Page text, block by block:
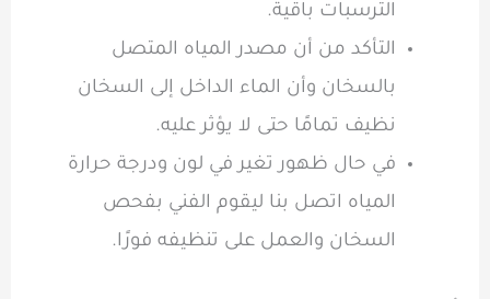
الترسبات باقية.
التأكد من أن مصدر المياه المتصل
بالسخان وأن الماء الداخل إلى السخان
نظيف تمامًا حتى لا يؤثر عليه.
في حال ظهور تغير في لون ودرجة حرارة
المياه اتصل بنا ليقوم الفني بفحص
السخان والعمل على تنظيفه فورًا.